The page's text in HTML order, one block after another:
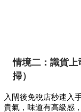
情境二：識貨
掃）
入閘後免稅店秒速入
貴氣，味道有高級感